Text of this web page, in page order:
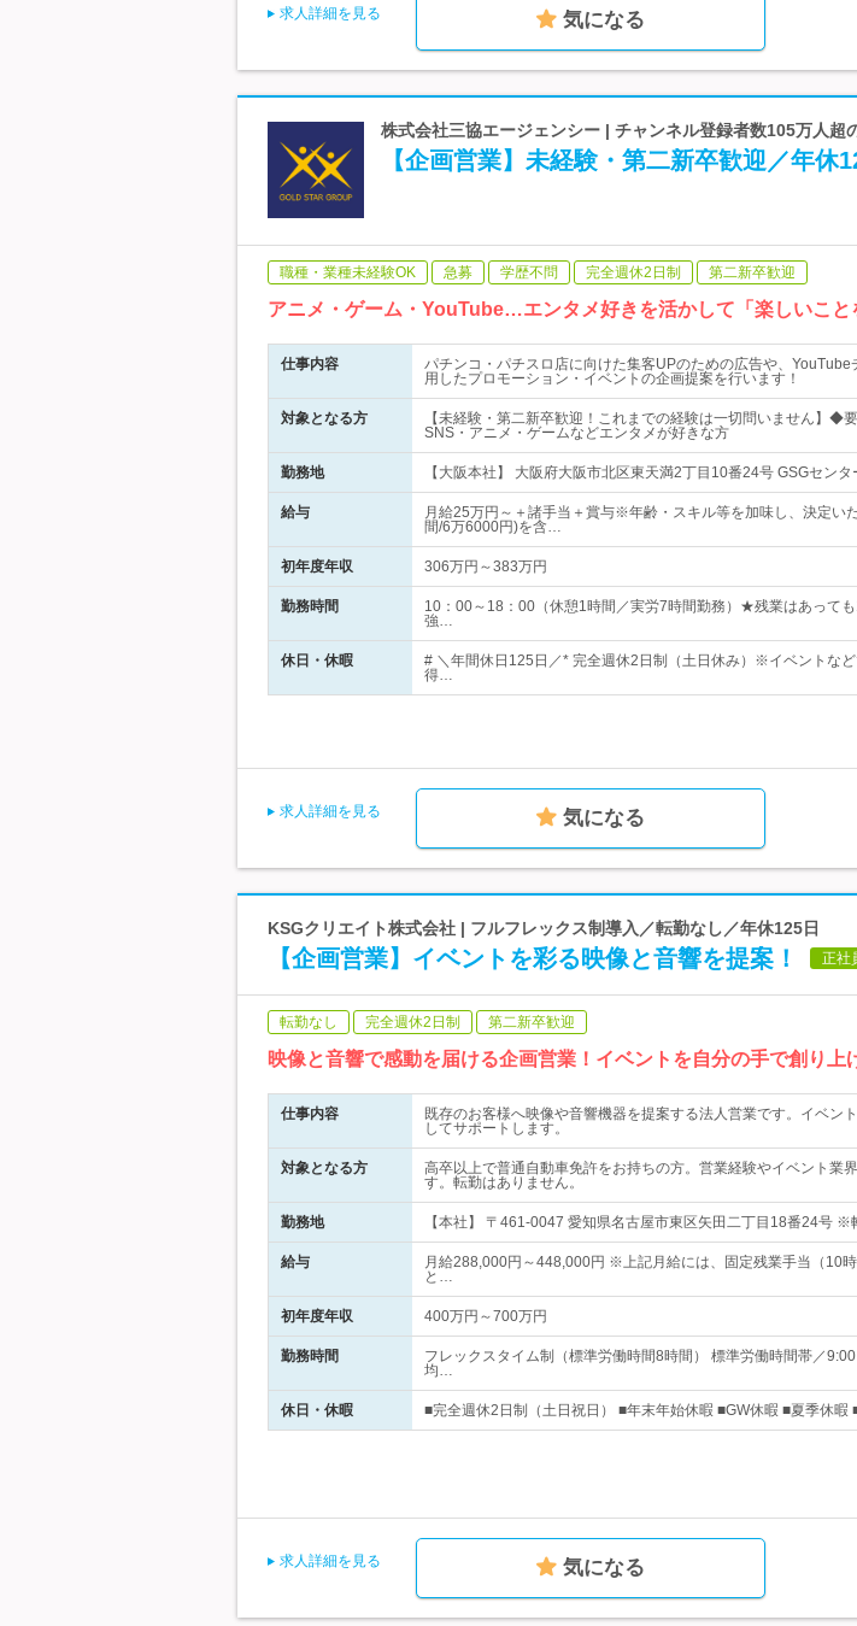
求人詳細を見る 気になる
株式会社三協エージェンシー | チャンネル登録者数105万人超
【企画営業】未経験・第二新卒歓迎／年休
職種・業種未経験OK 急募 学歴不問 完全週休2日制 第二新卒歓迎
アニメ・ゲーム・YouTube…エンタメ好きを活かして「楽しいこと
仕事内容
パチンコ・パチスロ店に向けた集客UPのための広告や、
用したプロモーション・イベントの企画提案を行います！
対象となる方
【未経験・第二新卒歓迎！これまでの経験は一切問いません】◆
SNS・アニメ・ゲームなどエンタメが好きな方
勤務地 【大阪本社】 大阪府大阪市北区東天満2丁目10番24号 GSGセン
給与
月給25万円～＋諸手当＋賞与※年齢・スキル等を加味し、決定
間/6万6000円)を含…
初年度年収 306万円～383万円
勤務時間
10：00～18：00（休憩1時間／実労7時間勤務）★残業はあって
強…
休日・休暇
# ＼年間休日125日／* 完全週休2日制（土日休み）※イベントな
得…
求人詳細を見る 気になる
KSGクリエイト株式会社 | フルフレックス制導入／転勤なし／年休125日
【企画営業】イベントを彩る映像と音響を提案！ 正社
転勤なし 完全週休2日制 第二新卒歓迎
映像と音響で感動を届ける企画営業！イベントを自分の手で創り上
仕事内容
既存のお客様へ映像や音響機器を提案する法人営業です。イベン
してサポートします。
対象となる方
高卒以上で普通自動車免許をお持ちの方。営業経験やイベント業
す。転勤はありません。
勤務地 【本社】 〒461-0047 愛知県名古屋市東区矢田二丁目18番24号
給与
月給288,000円～448,000円 ※上記月給には、固定残業手当（10
と…
初年度年収 400万円～700万円
勤務時間
フレックスタイム制（標準労働時間8時間） 標準労働時間帯／
均…
休日・休暇 ■完全週休2日制（土日祝日） ■年末年始休暇 ■GW休暇 ■夏季休
求人詳細を見る 気になる